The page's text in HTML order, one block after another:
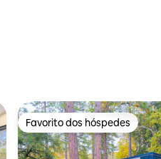
Favorito dos hóspedes
Favorito dos hóspedes